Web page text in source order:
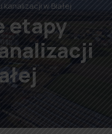
w Białej
etapy